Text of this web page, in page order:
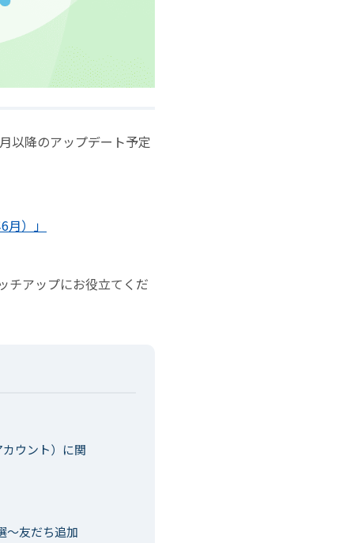
以降のアップデート予定
）」
チアップにお役立てくだ
ウント）に関
〜友だち追加